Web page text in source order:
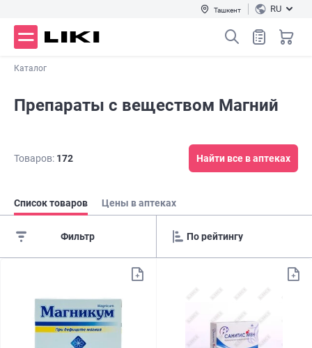
Ташкент RU
Каталог
Препараты с веществом Магний
Товаров: 172 Найти все в аптеках
Список товаров Цены в аптеках
Фильтр